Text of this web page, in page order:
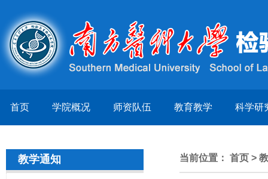
首页 学院概况 师资队伍 教育教学 科学研
教学通知 当前位置： 首页 >